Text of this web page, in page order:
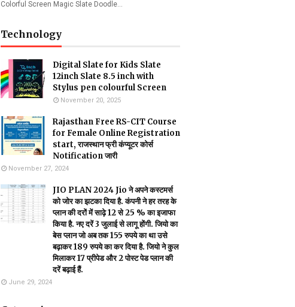
Colorful Screen Magic Slate Doodle…
Technology
Digital Slate for Kids Slate
12inch Slate 8.5 inch with
Stylus pen colourful Screen
November 20, 2025
Rajasthan Free RS-CIT Course
for Female Online Registration
start, राजस्थान फ्री कंप्यूटर कोर्स
Notification जारी
November 27, 2024
JIO PLAN 2024 Jio ने अपने कस्टमर्स
को जोर का झटका दिया है. कंपनी ने हर तरह के
प्लान की दरों में साढ़े 12 से 25 % का इजाफा
किया है. नए दरें 3 जुलाई से लागू होंगी. जियो का
बेस प्लान जो अब तक 155 रुपये का था उसे
बढ़ाकर 189 रुपये का कर दिया है. जियो ने कुल
मिलाकर 17 प्रीपेड और 2 पोस्ट पेड प्लान की
दरें बढ़ाई हैं.
June 29, 2024